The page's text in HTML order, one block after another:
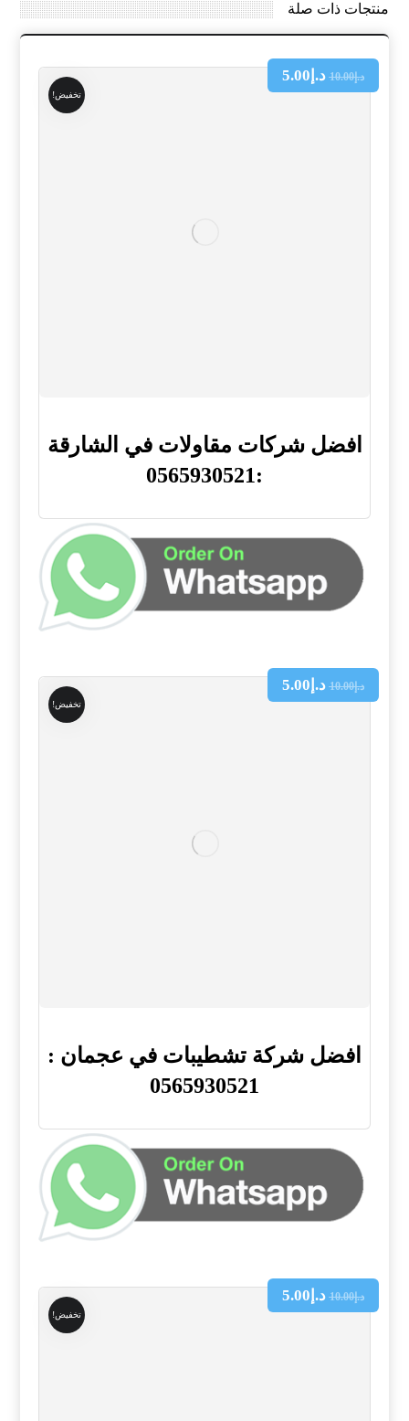
منتجات ذات صلة
تخفيض!
افضل شركات مقاولات في الشارقة
:0565930521
د.إ10.00 د.إ 5.00
تخفيض!
افضل شركة تشطيبات في عجمان :
0565930521
د.إ10.00 د.إ 5.00
تخفيض!
د.إ10.00 د.إ 5.00